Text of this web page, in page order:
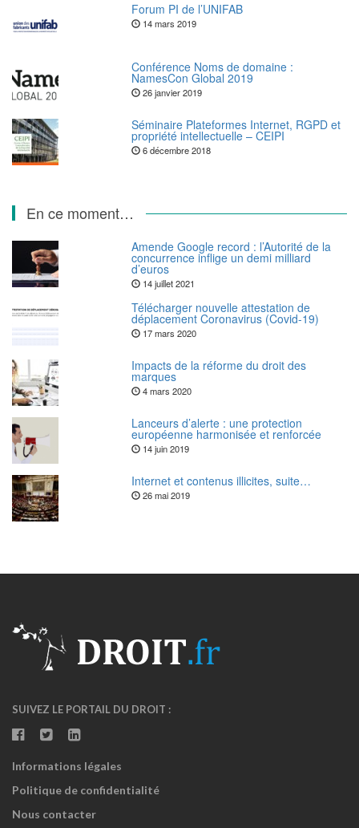
Forum PI de l’UNIFAB
14 mars 2019
Conférence Noms de domaine :
NamesCon Global 2019
26 janvier 2019
Séminaire Plateformes Internet, RGPD et
propriété intellectuelle – CEIPI
6 décembre 2018
En ce moment…
Amende Google record : l’Autorité de la
concurrence inflige un demi milliard
d’euros
14 juillet 2021
Télécharger nouvelle attestation de
déplacement Coronavirus (Covid-19)
17 mars 2020
Impacts de la réforme du droit des
marques
4 mars 2020
Lanceurs d’alerte : une protection
européenne harmonisée et renforcée
14 juin 2019
Internet et contenus illicites, suite…
26 mai 2019
SUIVEZ LE PORTAIL DU DROIT :
Informations légales
Politique de confidentialité
Nous contacter